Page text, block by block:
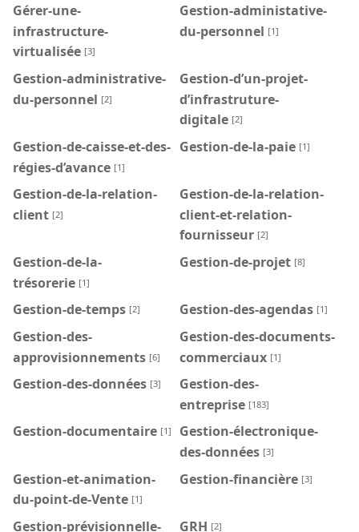
Gérer-une-
infrastructure-
virtualisée [3]
Gestion-administative-
du-personnel [1]
Gestion-administrative-
du-personnel [2]
Gestion-d’un-projet-
d’infrastruture-
digitale [2]
Gestion-de-caisse-et-des-
régies-d’avance [1]
Gestion-de-la-paie [1]
Gestion-de-la-relation-
client [2]
Gestion-de-la-relation-
client-et-relation-
fournisseur [2]
Gestion-de-la-
trésorerie [1]
Gestion-de-projet [8]
Gestion-de-temps [2] Gestion-des-agendas [1]
Gestion-des-
approvisionnements [6]
Gestion-des-documents-
commerciaux [1]
Gestion-des-données [3]
Gestion-des-
entreprise [183]
Gestion-documentaire [1]
Gestion-électronique-
des-données [3]
Gestion-et-animation-
du-point-de-Vente [1]
Gestion-financière [3]
Gestion-prévisionnelle- GRH [2]